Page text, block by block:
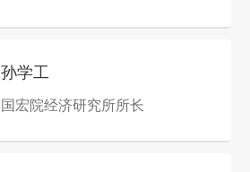
孙学工
国宏院经济研究所所长